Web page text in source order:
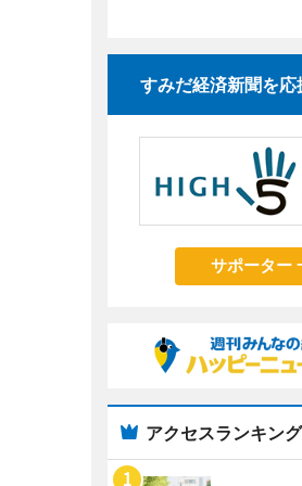
すみだ経済新聞を
サポーター
アクセスランキング